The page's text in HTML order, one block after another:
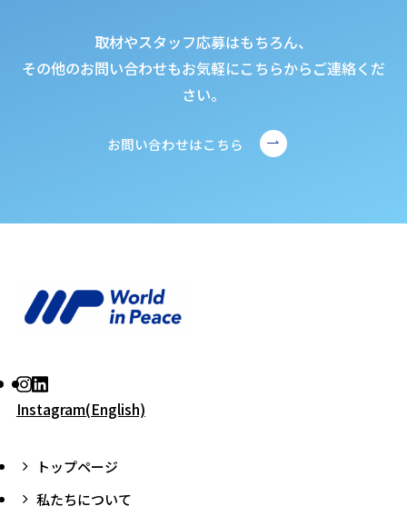
取材やスタッフ応募はもちろん、
その他のお問い合わせもお気軽にこちらからご連絡くだ
さい。
お問い合わせはこちら
Instagram(English)
トップページ
私たちについて